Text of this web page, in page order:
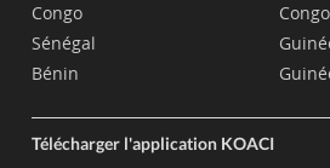
Congo
Sénégal
Bénin
Télécharger l'application KOACI